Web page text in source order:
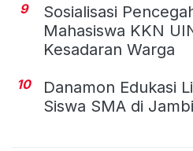
9
Sosialisasi
Mahasiswa KKN
Kesadaran Warga
10
Danamon Edukasi
Siswa SMA di Jambi